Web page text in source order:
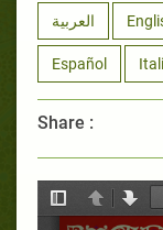
العربية
Español
Share :